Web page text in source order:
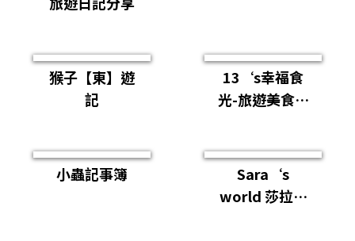
猴子【東】遊
記
13‘s幸福食
光-旅遊美食部
小蟲記事簿
Sara‘s
world 莎拉小